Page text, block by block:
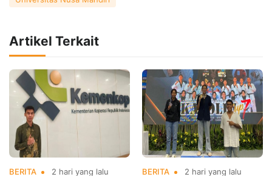
Artikel Terkait
BERITA 2 hari yang lalu BERITA 2 hari yang lalu